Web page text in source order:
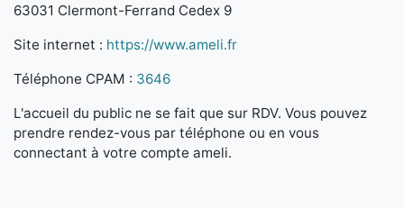
63031 Clermont-Ferrand Cedex 9
Site internet : https://www.ameli.fr
Téléphone CPAM : 3646
L'accueil du public ne se fait que sur RDV. Vous pouvez
prendre rendez-vous par téléphone ou en vous
connectant à votre compte ameli.